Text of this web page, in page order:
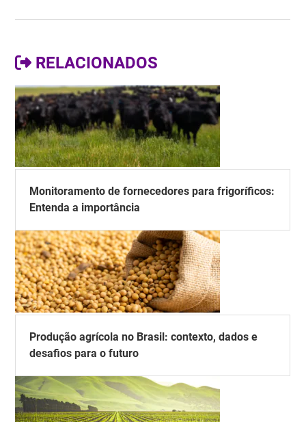
RELACIONADOS
Monitoramento de fornecedores para frigoríficos:
Entenda a importância
Produção agrícola no Brasil: contexto, dados e
desafios para o futuro